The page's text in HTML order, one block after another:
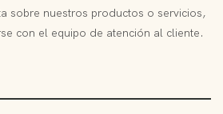
sobre nuestros productos o servicios,
con el equipo de atención al cliente.